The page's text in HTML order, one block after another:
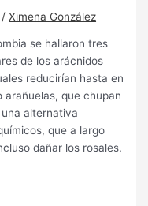
/Ximena González
se hallaron tres
de los arácnidos
reducirían hasta en
arañuelas, que chupan
alternativa
que a largo
dañar los rosales.